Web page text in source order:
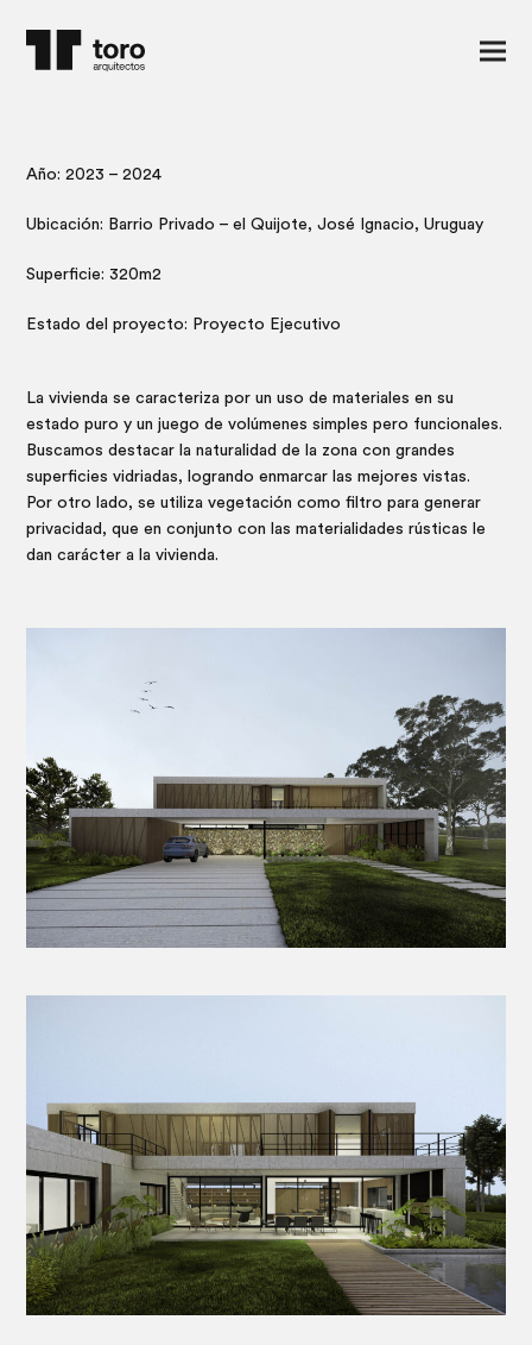
Año: 2023 – 2024
Ubicación: Barrio Privado – el Quijote, José Ignacio, Uruguay
Superficie: 320m2
Estado del proyecto: Proyecto Ejecutivo
La vivienda se caracteriza por un uso de materiales en su
estado puro y un juego de volúmenes simples pero funcionales.
Buscamos destacar la naturalidad de la zona con grandes
superficies vidriadas, logrando enmarcar las mejores vistas.
Por otro lado, se utiliza vegetación como filtro para generar
privacidad, que en conjunto con las materialidades rústicas le
dan carácter a la vivienda.